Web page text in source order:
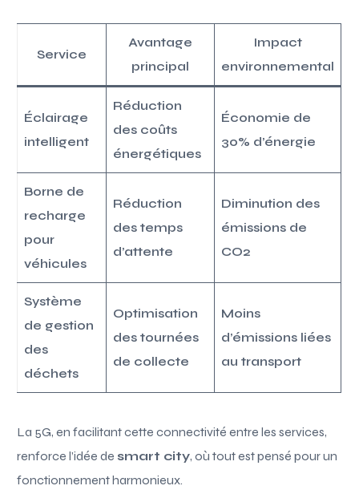
Service
Avantage
principal
Impact
environnemental
Éclairage
intelligent
Réduction
des coûts
énergétiques
Économie de
30% d’énergie
Borne de
recharge
pour
véhicules
Réduction
des temps
d’attente
Diminution des
émissions de
CO2
Système
de gestion
des
déchets
Optimisation
des tournées
de collecte
Moins
d’émissions liées
au transport
La 5G, en facilitant cette connectivité entre les services,
renforce l’idée de smart city, où tout est pensé pour un
fonctionnement harmonieux.